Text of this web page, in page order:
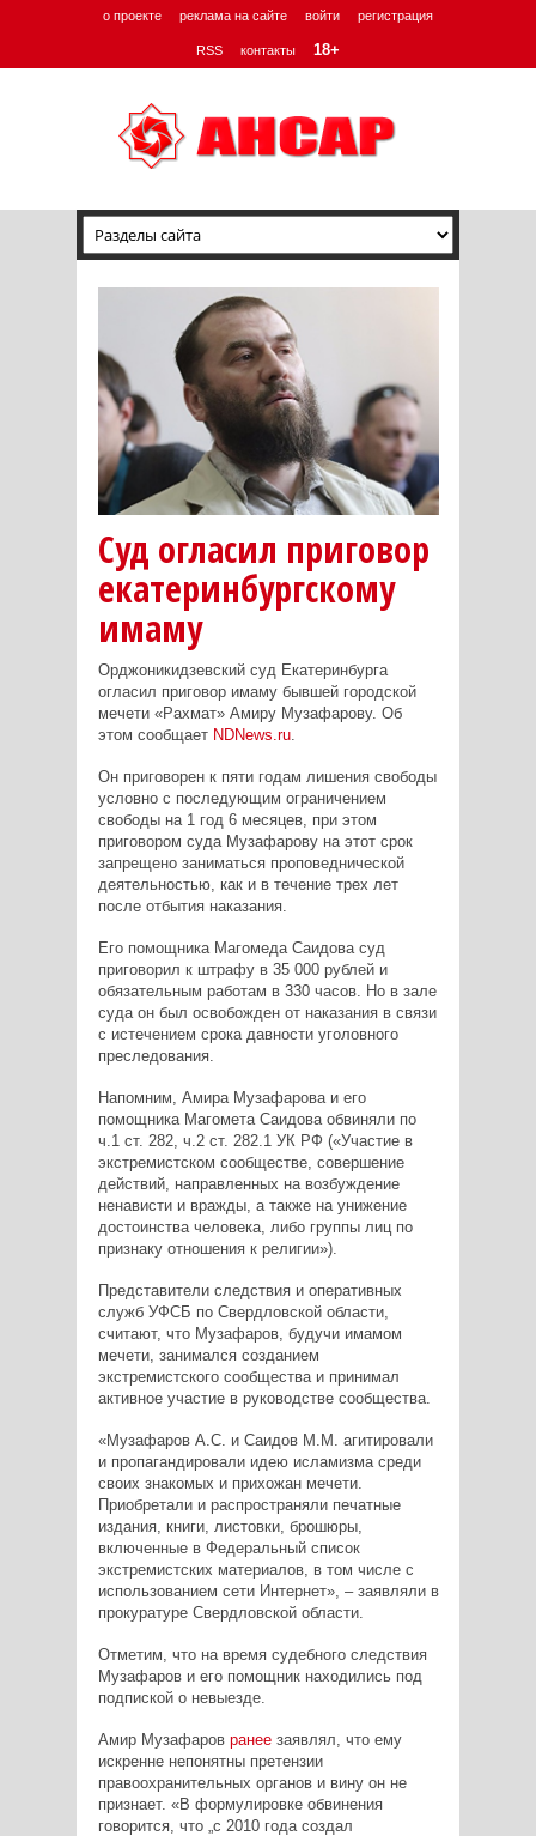
о проекте реклама на сайте войти регистрация
RSS контакты 18+
Суд огласил приговор
екатеринбургскому
имаму
Орджоникидзевский суд Екатеринбурга
огласил приговор имаму бывшей городской
мечети «Рахмат» Амиру Музафарову. Об
этом сообщает NDNews.ru.
Он приговорен к пяти годам лишения свободы
условно с последующим ограничением
свободы на 1 год 6 месяцев, при этом
приговором суда Музафарову на этот срок
запрещено заниматься проповеднической
деятельностью, как и в течение трех лет
после отбытия наказания.
Его помощника Магомеда Саидова суд
приговорил к штрафу в 35 000 рублей и
обязательным работам в 330 часов. Но в зале
суда он был освобожден от наказания в связи
с истечением срока давности уголовного
преследования.
Напомним, Амира Музафарова и его
помощника Магомета Саидова обвиняли по
ч.1 ст. 282, ч.2 ст. 282.1 УК РФ («Участие в
экстремистском сообществе, совершение
действий, направленных на возбуждение
ненависти и вражды, а также на унижение
достоинства человека, либо группы лиц по
признаку отношения к религии»).
Представители следствия и оперативных
служб УФСБ по Свердловской области,
считают, что Музафаров, будучи имамом
мечети, занимался созданием
экстремистского сообщества и принимал
активное участие в руководстве сообщества.
«Музафаров А.С. и Саидов М.М. агитировали
и пропагандировали идею исламизма среди
своих знакомых и прихожан мечети.
Приобретали и распространяли печатные
издания, книги, листовки, брошюры,
включенные в Федеральный список
экстремистских материалов, в том числе с
использованием сети Интернет», – заявляли в
прокуратуре Свердловской области.
Отметим, что на время судебного следствия
Музафаров и его помощник находились под
подпиской о невыезде.
Амир Музафаров ранеезаявлял, что ему
искренне непонятны претензии
правоохранительных органов и вину он не
признает. «В формулировке обвинения
говорится, что „с 2010 года создал